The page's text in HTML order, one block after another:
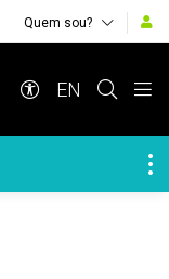
Quem sou?
EN